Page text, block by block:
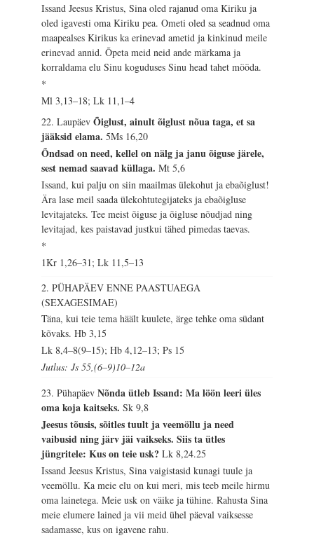
Issand Jeesus Kristus, Sina oled rajanud oma Kiriku ja
oled igavesti oma Kiriku pea. Ometi oled sa seadnud oma
maapealses Kirikus ka erinevad ametid ja kinkinud meile
erinevad annid. Õpeta meid neid ande märkama ja
korraldama elu Sinu koguduses Sinu head tahet mööda.
*
Ml 3,13–18; Lk 11,1–4
22. LaupäevÕiglust, ainult õiglust nõua taga, et sa
jääksid elama.5Ms 16,20
Õndsad on need, kellel on nälg ja janu õiguse järele,
sest nemad saavad küllaga.Mt 5,6
Issand, kui palju on siin maailmas ülekohut ja ebaõiglust!
Ära lase meil saada ülekohtutegijateks ja ebaõigluse
levitajateks. Tee meist õiguse ja õigluse nõudjad ning
levitajad, kes paistavad justkui tähed pimedas taevas.
*
1Kr 1,26–31; Lk 11,5–13
2. PÜHAPÄEV ENNE PAASTUAEGA
(SEXAGESIMAE)
Täna, kui teie tema häält kuulete, ärge tehke oma südant
kõvaks.Hb 3,15
Lk 8,4–8(9–15); Hb 4,12–13; Ps 15
Jutlus: Js 55,(6–9)10–12a
23. PühapäevNõnda ütleb Issand: Ma löön leeri üles
oma koja kaitseks.Sk 9,8
Jeesus tõusis, sõitles tuult ja veemöllu ja need
vaibusid ning järv jäi vaikseks. Siis ta ütles
jüngritele: Kus on teie usk?Lk 8,24.25
Issand Jeesus Kristus, Sina vaigistasid kunagi tuule ja
veemöllu. Ka meie elu on kui meri, mis teeb meile hirmu
oma lainetega. Meie usk on väike ja tühine. Rahusta Sina
meie elumere lained ja vii meid ühel päeval vaiksesse
sadamasse, kus on igavene rahu.